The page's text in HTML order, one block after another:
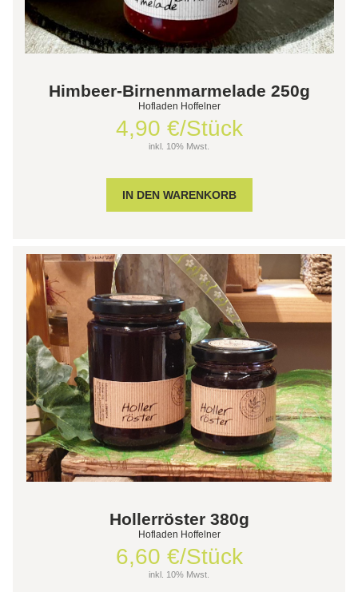
Himbeer-Birnenmarmelade 250g
Hofladen Hoffelner
4,90 €/Stück
inkl. 10% Mwst.
Hollerröster 380g
Hofladen Hoffelner
6,60 €/Stück
inkl. 10% Mwst.